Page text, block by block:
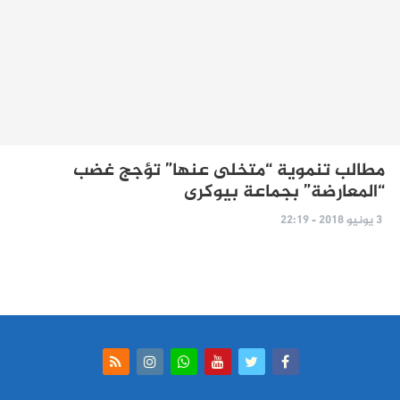
مطالب تنموية “متخلى عنها” تؤجج غضب
“المعارضة” بجماعة بيوكرى
3 يونيو 2018 - 22:19